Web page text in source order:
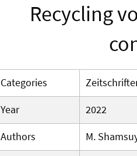
Recycling
Categories
Year
2022
Authors
M.